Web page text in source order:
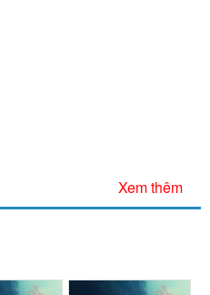
Xem thêm